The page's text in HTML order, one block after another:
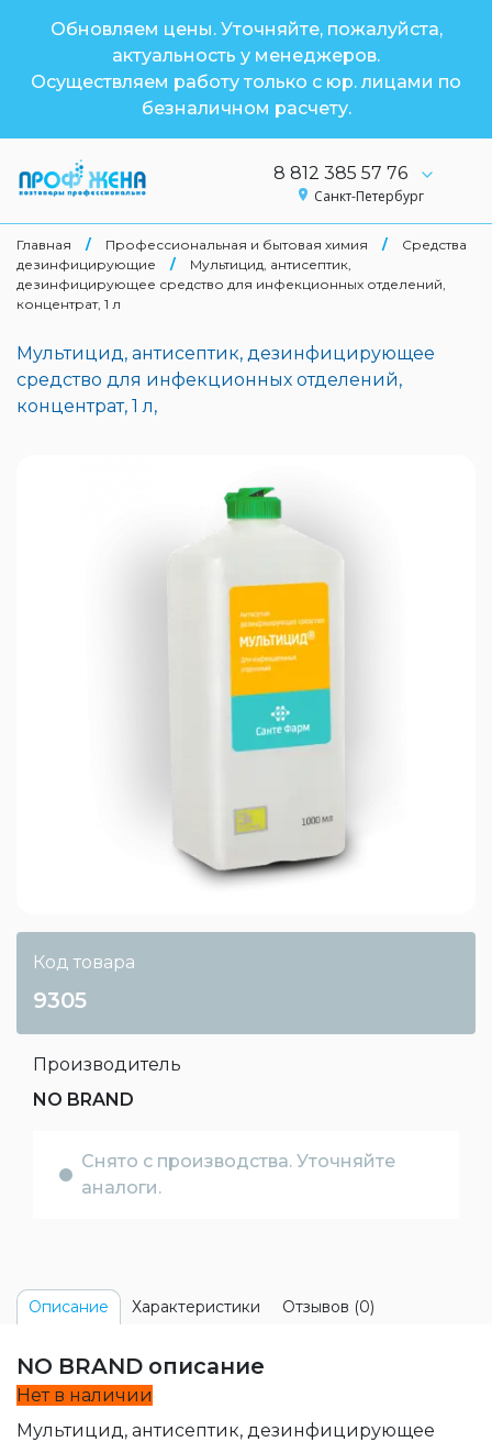
Обновляем цены. Уточняйте, пожалуйста,
актуальность у менеджеров.
Осуществляем работу только с юр. лицами по
безналичном расчету.
8 812 385 57 76
Санкт-Петербург
Главная / Профессиональная и бытовая химия /
Средства
дезинфицирующие
/
Мультицид, антисептик,
дезинфицирующее средство для инфекционных отделений,
концентрат, 1 л
Мультицид, антисептик, дезинфицирующее
средство для инфекционных отделений,
концентрат, 1 л,
Код товара
9305
Производитель
NO BRAND
Снято с производства. Уточняйте
аналоги.
Описание Характеристики Отзывов (0)
NO BRAND описание
Нет в наличии
Мультицид, антисептик, дезинфицирующее